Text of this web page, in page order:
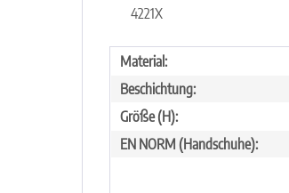
4221X
Material:
Beschichtung:
Größe (H):
EN NORM (Handschuhe):